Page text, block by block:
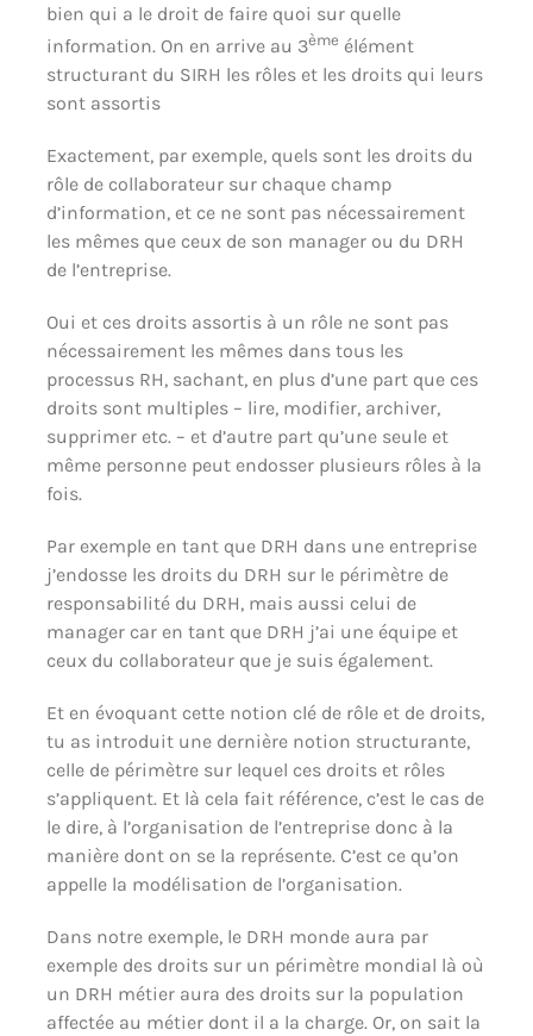
bien qui a le droit de faire quoi sur quelle
information. On en arrive au 3ème élément
structurant du SIRH les rôles et les droits qui leurs
sont assortis
Exactement, par exemple, quels sont les droits du
rôle de collaborateur sur chaque champ
d’information, et ce ne sont pas nécessairement
les mêmes que ceux de son manager ou du DRH
de l’entreprise.
Oui et ces droits assortis à un rôle ne sont pas
nécessairement les mêmes dans tous les
processus RH, sachant, en plus d’une part que ces
droits sont multiples – lire, modifier, archiver,
supprimer etc. – et d’autre part qu’une seule et
même personne peut endosser plusieurs rôles à la
fois.
Par exemple en tant que DRH dans une entreprise
j’endosse les droits du DRH sur le périmètre de
responsabilité du DRH, mais aussi celui de
manager car en tant que DRH j’ai une équipe et
ceux du collaborateur que je suis également.
Et en évoquant cette notion clé de rôle et de droits,
tu as introduit une dernière notion structurante,
celle de périmètre sur lequel ces droits et rôles
s’appliquent. Et là cela fait référence, c’est le cas de
le dire, à l’organisation de l’entreprise donc à la
manière dont on se la représente. C’est ce qu’on
appelle la modélisation de l’organisation.
Dans notre exemple, le DRH monde aura par
exemple des droits sur un périmètre mondial là où
un DRH métier aura des droits sur la population
affectée au métier dont il a la charge. Or, on sait la